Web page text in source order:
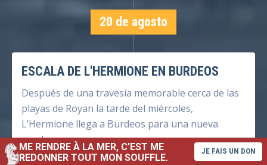
20 de agosto
ESCALA DE L'HERMIONE EN BURDEOS
Después de una travesía memorable cerca de las
playas de Royan la tarde del miércoles,
L’Hermione llega a Burdeos para una nueva
escala.
ME RENDRE À LA MER, C’EST ME
REDONNER TOUT MON SOUFFLE.
JE FAIS UN DON